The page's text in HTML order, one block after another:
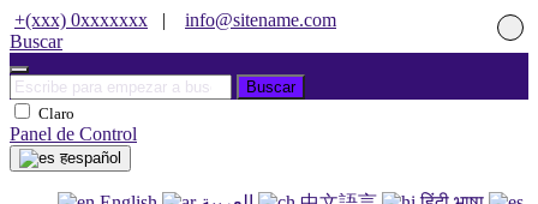
+(xxx) 0xxxxxxx |
info@sitename.com
Buscar
Buscar
Claro
Panel de Control
हespañol